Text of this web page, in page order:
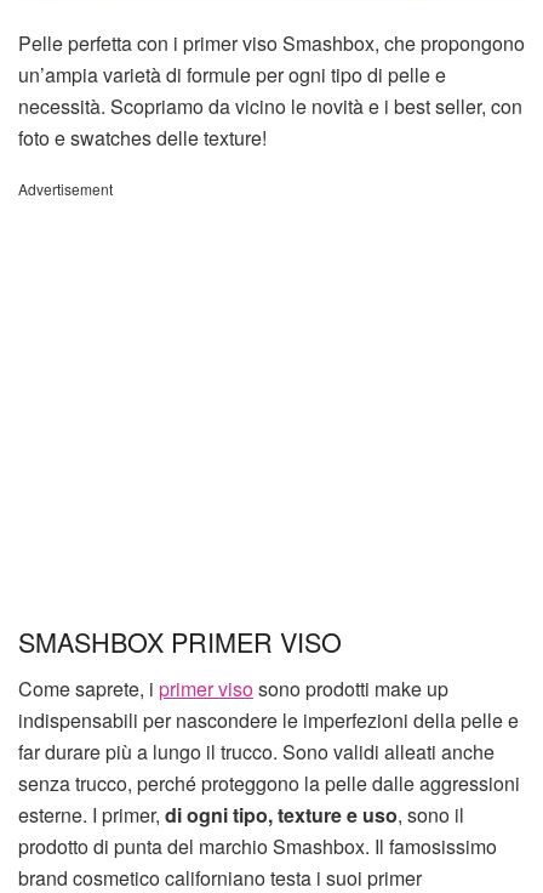
Pelle perfetta con i primer viso Smashbox, che propongono
un’ampia varietà di formule per ogni tipo di pelle e
necessità. Scopriamo da vicino le novità e i best seller, con
foto e swatches delle texture!
Advertisement
SMASHBOX PRIMER VISO
Come saprete, i primer visosono prodotti make up
indispensabili per nascondere le imperfezioni della pelle e
far durare più a lungo il trucco. Sono validi alleati anche
senza trucco, perché proteggono la pelle dalle aggressioni
esterne. I primer, di ogni tipo, texture e uso, sono il
prodotto di punta del marchio Smashbox. Il famosissimo
brand cosmetico californiano testa i suoi primer